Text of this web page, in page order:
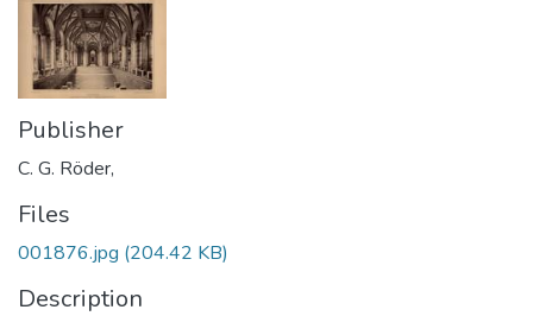
About us
Publisher
C. G. Röder,
Files
001876.jpg (204.42 KB)
Description